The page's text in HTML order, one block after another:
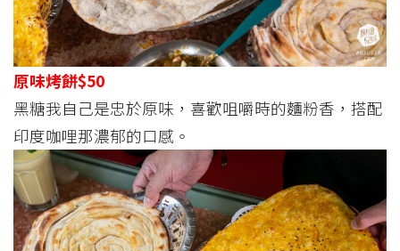
原味烤餅$50
黑糖我自己是忠於原味，喜歡咀嚼時的麵粉香，搭配
印度咖哩那濃郁的口感。